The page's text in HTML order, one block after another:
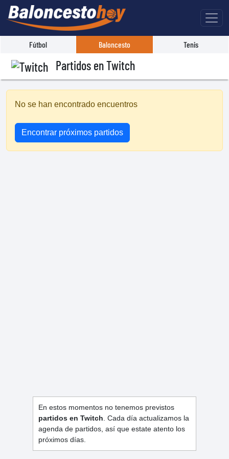
Fútbol Baloncesto Tenis
Partidos en Twitch
No se han encontrado encuentros
Encontrar próximos partidos
En estos momentos no tenemos previstos
partidos en Twitch . Cada día actualizamos la
agenda de partidos, así que estate atento los
próximos días.